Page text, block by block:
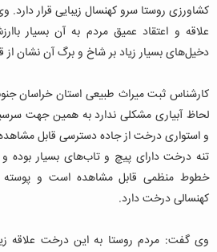
کشاورزی روستا سرو کهنسال زیبایی قرار دارد.
علاقه و اعتقاد عمیق مردم به آن بسیار
دخیل‌های بسیار زیاد بر شاخ و برگ آن نشان
کارشناس ثبت میراث طبیعی استان خراسان
لحاظ آبیاری مشکلی ندارد به همین جهت
و استواری درخت از جاده دسترسی قابل
تنه درخت دارای پیچ و تاب‌های بسیار بوده
خطوط منظمی قابل مشاهده است و پوسته
کهنسالی درخت دارد.
وی گفت: مردم روستا به این درخت علاقه